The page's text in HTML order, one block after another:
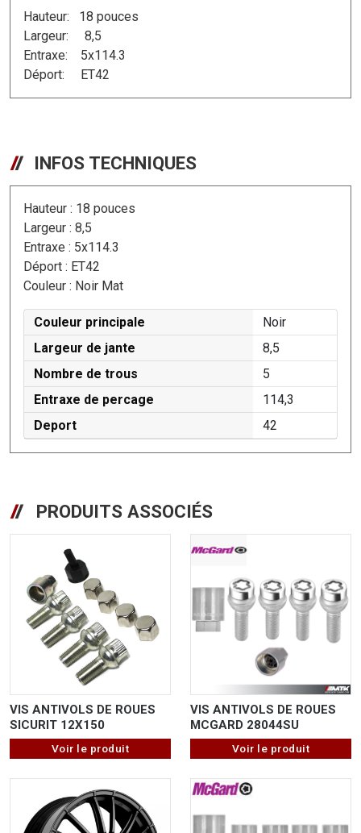
Hauteur: 18 pouces
Largeur: 8,5
Entraxe: 5x114.3
Déport: ET42
INFOS TECHNIQUES
Hauteur : 18 pouces
Largeur : 8,5
Entraxe : 5x114.3
Déport : ET42
Couleur : Noir Mat
Couleur principale
Noir
Largeur de jante
8,5
Nombre de trous
5
Entraxe de percage
114,3
Deport
42
PRODUITS ASSOCIÉS
VIS ANTIVOLS DE ROUES
SICURIT 12X150
Voir le produit
VIS ANTIVOLS DE ROUES
MCGARD 28044SU
Voir le produit